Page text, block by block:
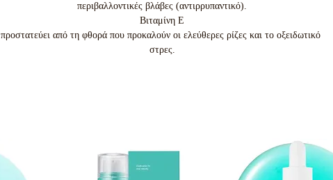
περιβαλλοντικές βλάβες (αντιρρυπαντικό).
Βιταμίνη Ε
προστατεύει από τη φθορά που προκαλούν οι ελεύθερες ρίζες και το οξειδωτικό
στρες.